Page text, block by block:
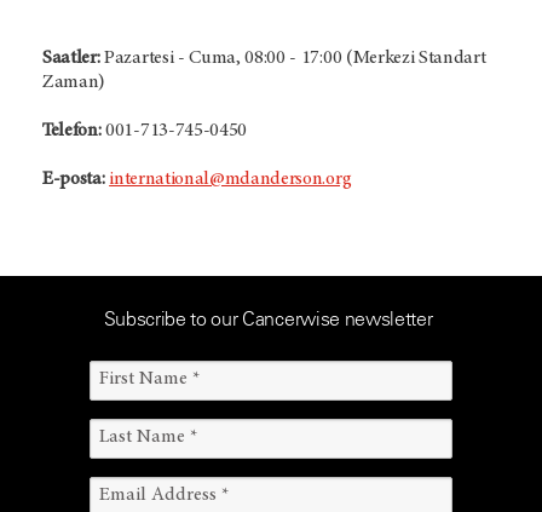
Saatler:Pazartesi - Cuma, 08:00 - 17:00 (Merkezi Standart
Zaman)
Telefon:001-713-745-0450
E-posta: international@mdanderson.org
Subscribe to our Cancerwise newsletter